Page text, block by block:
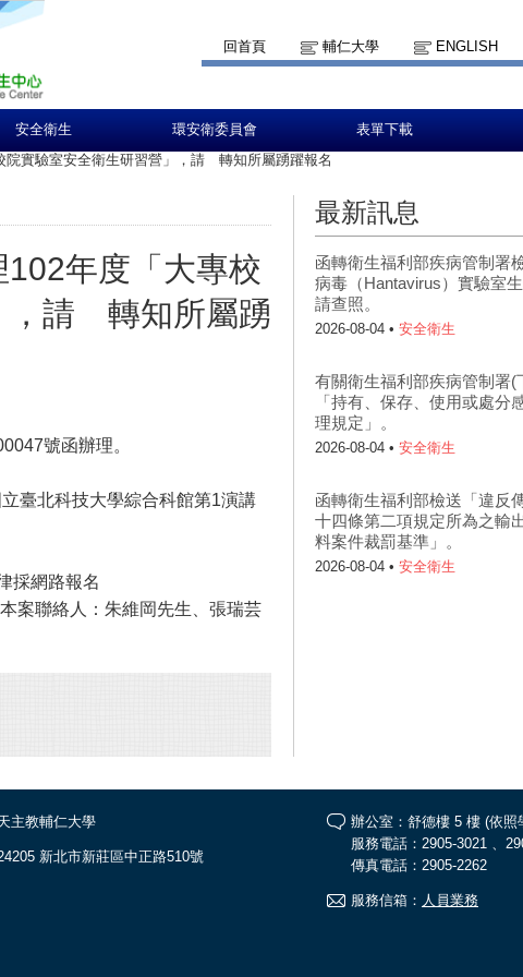
回首頁 輔仁大學 ENGLISH
安全衛生 環安衛委員會 表單下載
院實驗室安全衛生研習營」，請 轉知所屬踴躍報名
年度「大專校
，請 轉知所屬踴
號函辦理。
臺北科技大學綜合科館第1演講
採網路報名
案聯絡人：朱維岡先生、張瑞芸
最新訊息
函轉衛生福利部疾病管制署
病毒（Hantavirus）實驗室
請查照。
2026-08-04 • 安全衛生
有關衛生福利部疾病管制署(
「持有、保存、使用或處分
理規定」。
2026-08-04 • 安全衛生
函轉衛生福利部檢送「違反
十四條第二項規定所為之輸
料案件裁罰基準」。
2026-08-04 • 安全衛生
主教輔仁大學
新北市新莊區中正路510號
辦公室：舒德樓 5 樓 (依照
服務電話：2905-3021 、
傳真電話：2905-2262
服務信箱： 人員業務